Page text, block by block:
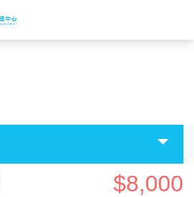
$8,000